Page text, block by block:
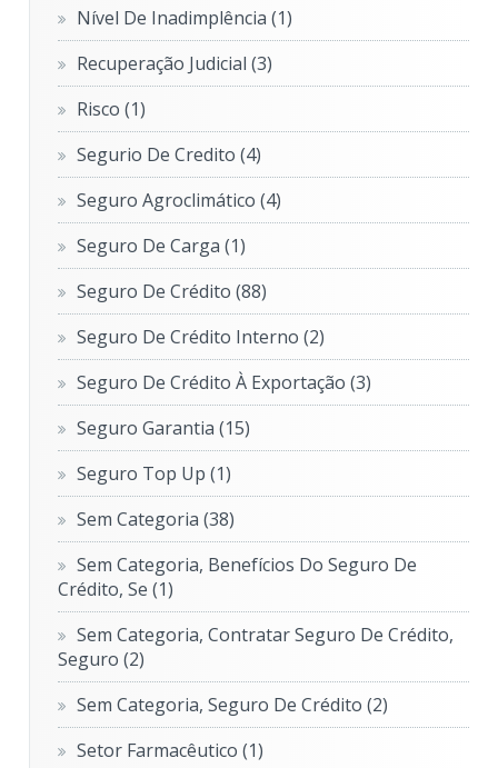
Nível De Inadimplência(1)
Recuperação Judicial(3)
Risco(1)
Segurio De Credito(4)
Seguro Agroclimático(4)
Seguro De Carga(1)
Seguro De Crédito(88)
Seguro De Crédito Interno(2)
Seguro De Crédito À Exportação(3)
Seguro Garantia(15)
Seguro Top Up(1)
Sem Categoria(38)
Sem Categoria, Benefícios Do Seguro De
Crédito, Se(1)
Sem Categoria, Contratar Seguro De Crédito,
Seguro(2)
Sem Categoria, Seguro De Crédito(2)
Setor Farmacêutico(1)